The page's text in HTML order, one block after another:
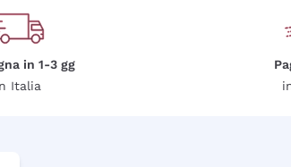
in 1-3 gg
Italia